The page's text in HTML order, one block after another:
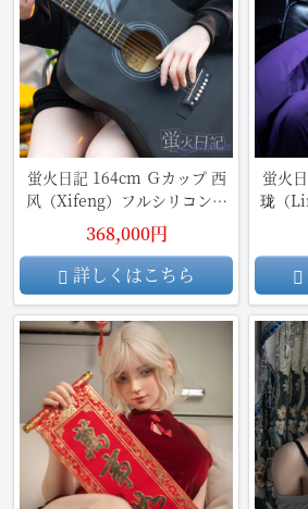
蛍火日記 164cm Ｇカップ 西
风（Xifeng）フルシリコン製
リアルドール
368,000円
詳しくはこちら
蛍火
珑（